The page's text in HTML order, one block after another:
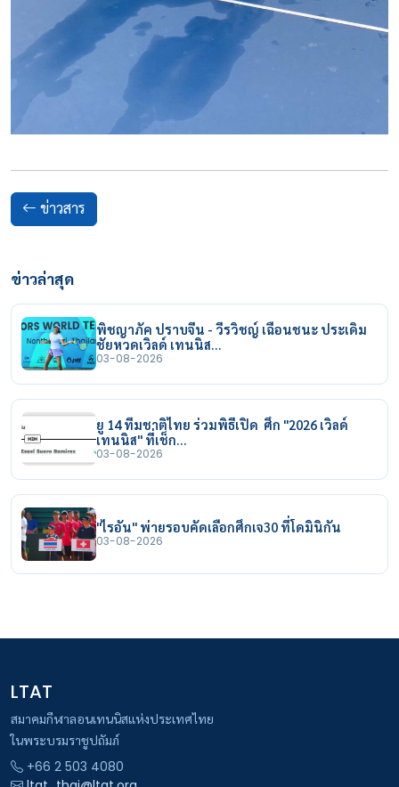
ข่าวสาร
ข่าวล่าสุด
พิชญาภัค ปราบจีน - วีรวิชญ์ เฉือนชนะ ประเดิม
ชัยหวดเวิลด์ เทนนิส…
03-08-2026
ยู 14 ทีมชาติไทย ร่วมพิธีเปิด ศึก "2026 เวิลด์
เทนนิส" ที่เช็ก…
03-08-2026
"ไรอัน" พ่ายรอบคัดเลือกศึกเจ30 ที่โดมินิกัน
03-08-2026
LTAT
สมาคมกีฬาลอนเทนนิสแห่งประเทศไทย
ในพระบรมราชูปถัมภ์
+66 2 503 4080